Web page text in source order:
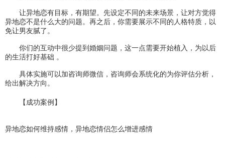
让异地恋有目标，有期望。先设定不同的未来场景，让对方觉得
异地恋不是什么大的问题。再之后，你需要展示不同的人格特质，以
免让男友腻了。
你们的互动中很少提到婚姻问题，这一点需要开始植入，为以后
的生活打好基础 。
具体实施可以加咨询师微信，咨询师会系统化的为你评估分析，
给出解决方向。
【成功案例】
异地恋如何维持感情，异地恋情侣怎么增进感情